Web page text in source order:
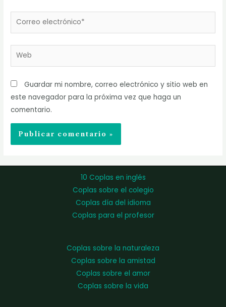
Correo
Web
Guardar mi nombre, correo electrónico y sitio web en
este navegador para la próxima vez que haga un
comentario.
10 Coplas en inglés
Coplas sobre el colegio
Coplas día del idioma
Coplas para el profesor
Coplas sobre la naturaleza
Coplas sobre la amistad
Coplas sobre el amor
Coplas sobre la vida